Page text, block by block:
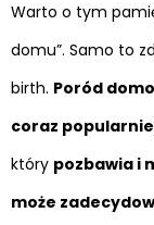
Warto o tym
domu”. Samo to
birth. Poród
coraz
który pozbawia i
może